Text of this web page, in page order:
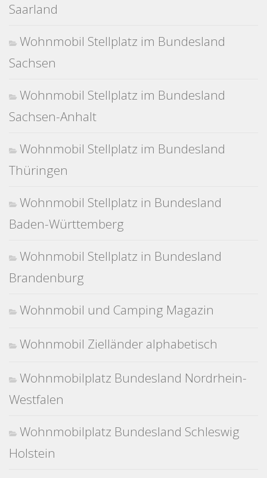
Saarland
Wohnmobil Stellplatz im Bundesland
Sachsen
Wohnmobil Stellplatz im Bundesland
Sachsen-Anhalt
Wohnmobil Stellplatz im Bundesland
Thüringen
Wohnmobil Stellplatz in Bundesland
Baden-Württemberg
Wohnmobil Stellplatz in Bundesland
Brandenburg
Wohnmobil und Camping Magazin
Wohnmobil Zielländer alphabetisch
Wohnmobilplatz Bundesland Nordrhein-
Westfalen
Wohnmobilplatz Bundesland Schleswig
Holstein